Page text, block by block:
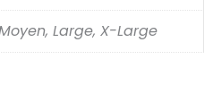
Large, X-Large